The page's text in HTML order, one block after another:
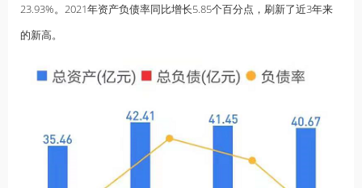
23.93%。2021年资产负债率同比增长5.85个百分点，刷新了近3年来
的新高。